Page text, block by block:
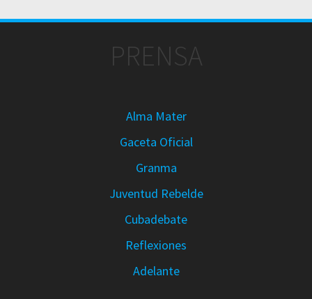
PRENSA
Alma Mater
Gaceta Oficial
Granma
Juventud Rebelde
Cubadebate
Reflexiones
Adelante